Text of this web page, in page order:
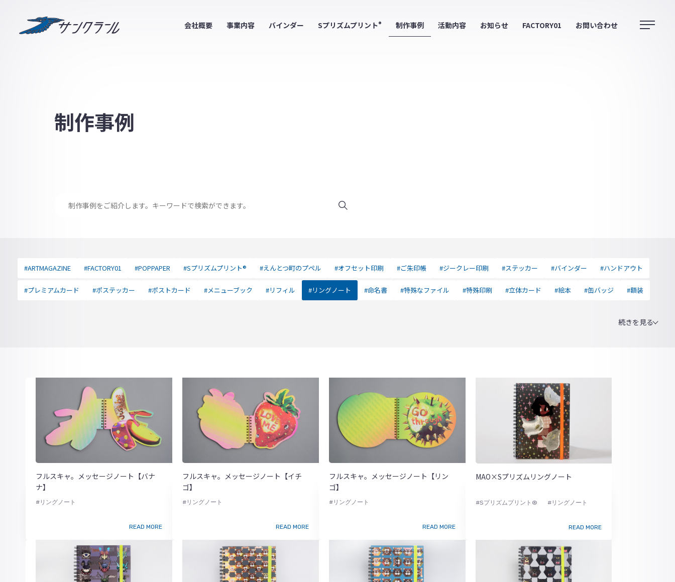
会社概要 事業内容 バインダー Sプリズムプリント® 制作事例 活動内容 お知らせ FACTORY01 お問い合わせ
制作事例
#ARTMAGAZINE #FACTORY01 #POPPAPER #Sプリズムプリント® #えんとつ町のプペル #オフセット印刷 #ご朱印帳 #ジークレー印刷 #ステッカー #バインダー #ハンドアウト
#プレミアムカード #ポステッカー #ポストカード #メニューブック #リフィル #リングノート #命名書 #特殊なファイル #特殊印刷 #立体カード #絵本 #缶バッジ #額装
続きを見る
フルスキャ。メッセージノート【バナ
ナ】
#リングノート
READ MORE
フルスキャ。メッセージノート【イチ
ゴ】
#リングノート
READ MORE
フルスキャ。メッセージノート【リン
ゴ】
#リングノート
READ MORE
MAO×Sプリズムリングノート
#Sプリズムプリント® #リングノート
READ MORE